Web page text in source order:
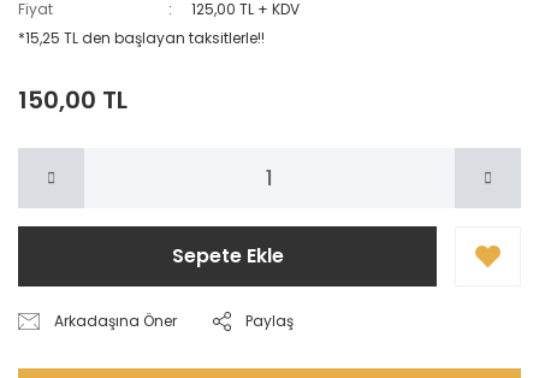
Fiyat
125,00 TL + KDV
*15,25 TL den başlayan taksitlerle!!
150,00 TL
Sepete Ekle
Arkadaşına Öner Paylaş